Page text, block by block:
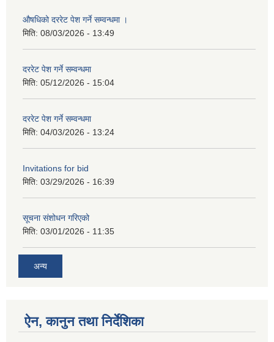
औषधिको दररेट पेश गर्ने सम्वन्धमा ।
मिति: 08/03/2026 - 13:49
दररेट पेश गर्ने सम्वन्धमा
मिति: 05/12/2026 - 15:04
दररेट पेश गर्ने सम्वन्धमा
मिति: 04/03/2026 - 13:24
Invitations for bid
मिति: 03/29/2026 - 16:39
सूचना संशोधन गरिएको
मिति: 03/01/2026 - 11:35
अन्य
ऐन, कानुन तथा निर्देशिका